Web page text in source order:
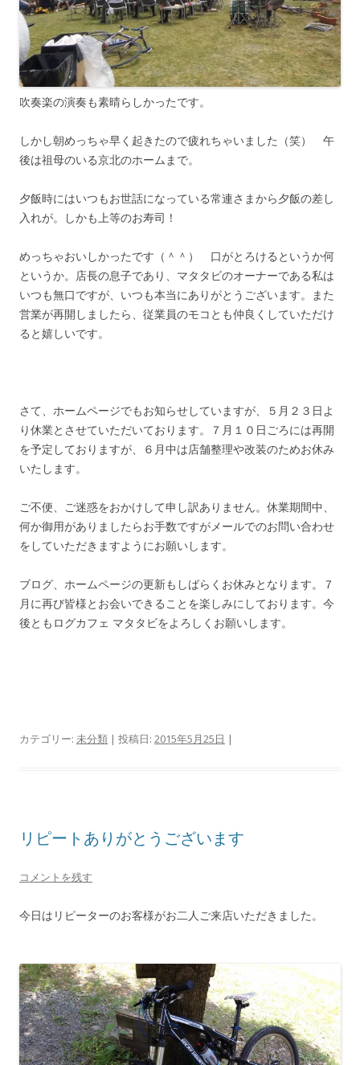
吹奏楽の演奏も素晴らしかったです。
しかし朝めっちゃ早く起きたので疲れちゃいました（笑） 午
後は祖母のいる京北のホームまで。
夕飯時にはいつもお世話になっている常連さまから夕飯の差し
入れが。しかも上等のお寿司！
めっちゃおいしかったです（＾＾） 口がとろけるというか何
というか。店長の息子であり、マタタビのオーナーである私は
いつも無口ですが、いつも本当にありがとうございます。また
営業が再開しましたら、従業員のモコとも仲良くしていただけ
ると嬉しいです。
さて、ホームページでもお知らせしていますが、５月２３日よ
り休業とさせていただいております。７月１０日ごろには再開
を予定しておりますが、６月中は店舗整理や改装のためお休み
いたします。
ご不便、ご迷惑をおかけして申し訳ありません。休業期間中、
何か御用がありましたらお手数ですがメールでのお問い合わせ
をしていただきますようにお願いします。
ブログ、ホームページの更新もしばらくお休みとなります。７
月に再び皆様とお会いできることを楽しみにしております。今
後ともログカフェ マタタビをよろしくお願いします。
カテゴリー: 未分類 | 投稿日: 2015年5月25日 |
リピートありがとうございます
コメントを残す
今日はリピーターのお客様がお二人ご来店いただきました。